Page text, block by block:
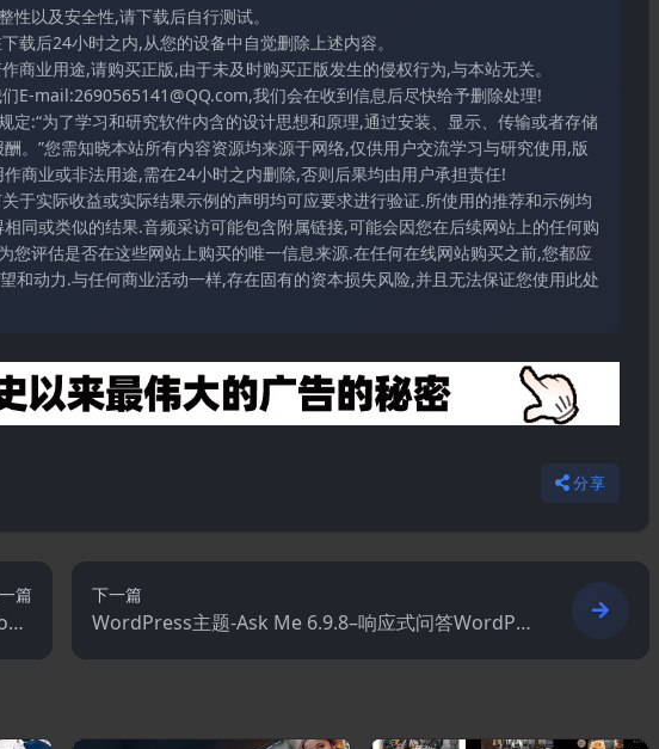
以及安全性,请下载后自行测试。
载后24小时之内,从您的设备中自觉删除上述内容。
业用途,请购买正版,由于未及时购买正版发生的侵权行为,与本站无关。
E-mail:2690565141@QQ.com,我们会在收到信息后尽快给予删除处理!
:“为了学习和研究软件内含的设计思想和原理,通过安装、显示、传输或者存储
。”您需知晓本站所有内容资源均来源于网络,仅供用户交流学习与研究使用,版
商业或非法用途,需在24小时之内删除,否则后果均由用户承担责任!
于实际收益或实际结果示例的声明均可应要求进行验证.所使用的推荐和示例均
同或类似的结果.音频采访可能包含附属链接,可能会因您在后续网站上的任何购
评估是否在这些网站上购买的唯一信息来源.在任何在线网站购买之前,您都应
和动力.与任何商业活动一样,存在固有的资本损失风险,并且无法保证您使用此处
分享
篇 下一篇
WordPress主题-Ask Me 6.9.8–响应式问答WordPr
ess主题